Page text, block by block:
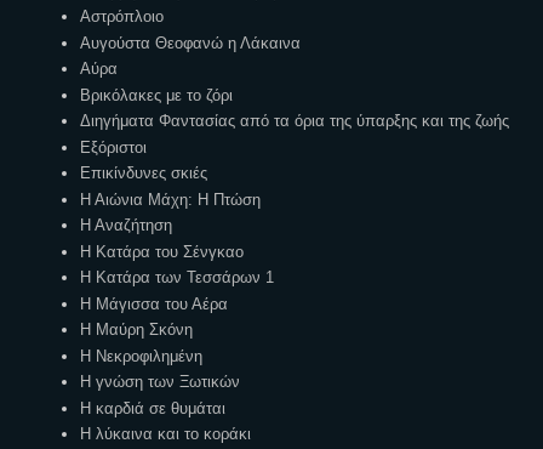
Αστρόπλοιο
Αυγούστα Θεοφανώ η Λάκαινα
Αύρα
Βρικόλακες με το ζόρι
Διηγήματα Φαντασίας από τα όρια της ύπαρξης και της ζωής
Εξόριστοι
Επικίνδυνες σκιές
Η Αιώνια Μάχη: Η Πτώση
Η Αναζήτηση
Η Κατάρα του Σένγκαο
Η Κατάρα των Τεσσάρων 1
Η Μάγισσα του Αέρα
Η Μαύρη Σκόνη
Η Νεκροφιλημένη
Η γνώση των Ξωτικών
Η καρδιά σε θυμάται
Η λύκαινα και το κοράκι